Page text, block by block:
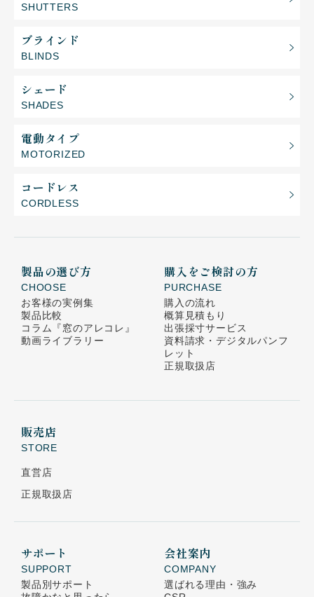
SHUTTERS
ブラインド
BLINDS
シェード
SHADES
電動タイプ
MOTORIZED
コードレス
CORDLESS
製品の選び方
CHOOSE
お客様の実例集
製品比較
コラム
『窓のアレコレ』
動画ライブラリー
購入をご検討の方
PURCHASE
購入の流れ
概算見積もり
出張採寸サービス
資料請求・デジタルパンフ
レット
正規取扱店
販売店
STORE
直営店
正規取扱店
サポート
SUPPORT
製品別サポート
会社案内
COMPANY
選ばれる理由・強み